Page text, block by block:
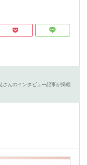
さんのインタビュー記事が掲載